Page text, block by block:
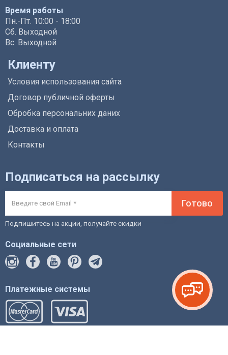
Время работы
Пн.-Пт. 10:00 - 18:00
Сб. Выходной
Вс. Выходной
Клиенту
Условия использования сайта
Договор публичной оферты
Обробка персональних даних
Доставка и оплата
Контакты
Подписаться на рассылку
Готово
Подпишитесь на акции, получайте скидки
Социальные сети
Платежные системы